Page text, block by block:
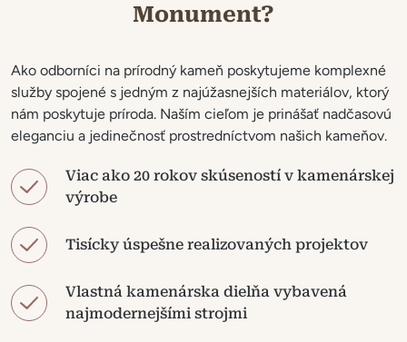
Monument?
Ako odborníci na prírodný kameň poskytujeme komplexné
služby spojené s jedným z najúžasnejších materiálov, ktorý
nám poskytuje príroda. Naším cieľom je prinášať nadčasovú
eleganciu a jedinečnosť prostredníctvom našich kameňov.
Viac ako 20 rokov skúseností v kamenárskej
výrobe
Tisícky úspešne realizovaných projektov
Vlastná kamenárska dielňa vybavená
najmodernejšími strojmi